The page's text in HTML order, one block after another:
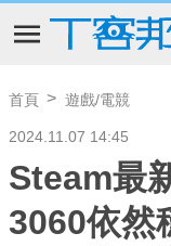
首頁 遊戲/電競
2024.11.07 14:45
Steam最
3060依然